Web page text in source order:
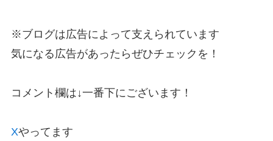
※ブログは広告によって支えられています
気になる広告があったらぜひチェックを！
コメント欄は↓一番下にございます！
Xやってます